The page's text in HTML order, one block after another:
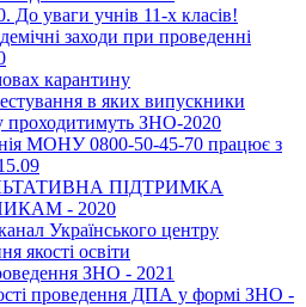
До уваги учнів 11-х класів!
заходи при проведенні
карантину
в яких випускники
проходитимуть ЗНО-2020
МОНУ 0800-50-45-70 працює з
ПІДТРИМКА
- 2020
Українського центру
якості освіти
ЗНО - 2021
проведення ДПА у формі ЗНО -